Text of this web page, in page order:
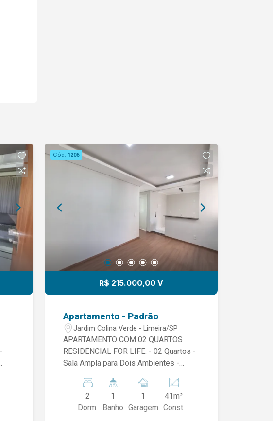
Cód. 1206
R$ 215.000,00 V
Apartamento - Padrão
Jardim Colina Verde - Limeira/SP
APARTAMENTO COM 02 QUARTOS
RESIDENCIAL FOR LIFE. - 02 Quartos -
Sala Ampla para Dois Ambientes -
Social - 01 Vaga de Garagem *Aceita
UM LAZER COMPLETO, PISCINA
2
Dorm.
1
Banho
1
Garagem
41m²
Const.